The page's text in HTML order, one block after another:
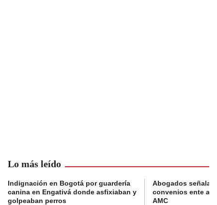
Lo más leído
Indignación en Bogotá por guardería
canina en Engativá donde asfixiaban y
golpeaban perros
Abogados
convenios ente
AMC